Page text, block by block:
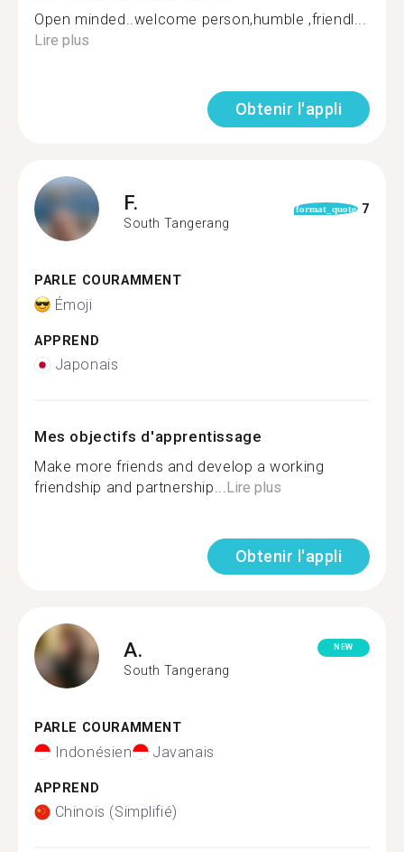
Open minded..welcome person,humble ,friendl...
Lire plus
Obtenir l'appli
F.
South Tangerang
format_quote 7
PARLE COURAMMENT
Émoji
APPREND
Japonais
Mes objectifs d'apprentissage
Make more friends and develop a working
friendship and partnership...Lire plus
Obtenir l'appli
A.
South Tangerang
NEW
PARLE COURAMMENT
Indonésien Javanais
APPREND
Chinois (Simplifié)